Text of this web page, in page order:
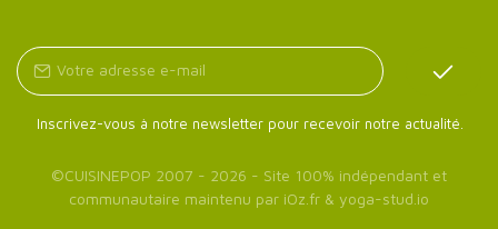
Inscrivez-vous à notre newsletter pour recevoir notre actualité.
©CUISINEPOP 2007 - 2026 - Site 100% indépendant et
communautaire maintenu par iOz.fr & yoga-stud.io